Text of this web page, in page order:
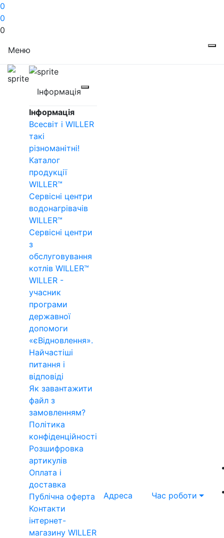
0
0
0
Меню
Інформація
Інформація
Всесвіт і WILLER
такі
різноманітні!
Каталог
продукції
WILLER™
Сервісні центри
водонагрівачів
WILLER™
Сервісні центри
з
обслуговування
котлів WILLER™
WILLER -
учасник
програми
державної
допомоги
«єВідновлення».
Найчастіші
питання і
відповіді
Як завантажити
файл з
замовленням?
Політика
конфіденційності
Розшифровка
артикулів
Оплата і
доставка
Публічна оферта
Контакти
інтернет-
магазину WILLER
Адреса Час роботи